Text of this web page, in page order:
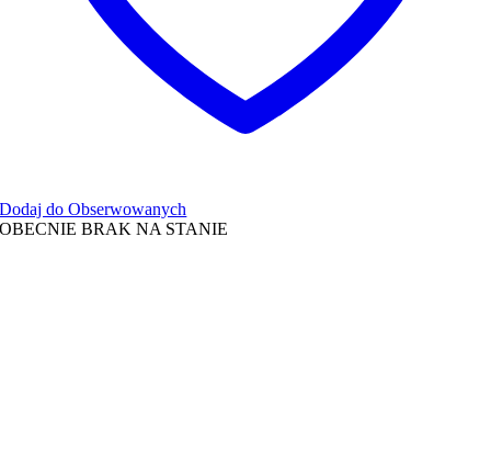
Dodaj do Obserwowanych
OBECNIE BRAK NA STANIE